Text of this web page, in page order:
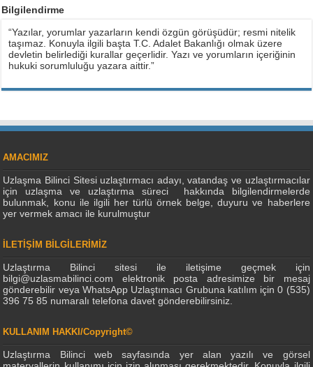
Bilgilendirme
“Yazılar, yorumlar yazarların kendi özgün görüşüdür; resmi nitelik
taşımaz. Konuyla ilgili başta T.C. Adalet Bakanlığı olmak üzere
devletin belirlediği kurallar geçerlidir. Yazı ve yorumların içeriğinin
hukuki sorumluluğu yazara aittir.”
AMACIMIZ
Uzlaşma Bilinci Sitesi uzlaştırmacı adayı, vatandaş ve uzlaştırmacılar
için uzlaşma ve uzlaştırma süreci hakkında bilgilendirmelerde
bulunmak, konu ile ilgili her türlü örnek belge, duyuru ve haberlere
yer vermek amacı ile kurulmuştur
İLETİŞİM BİLGİLERİMİZ
Uzlaştırma Bilinci sitesi ile iletişime geçmek için
bilgi@uzlasmabilinci.com elektronik posta adresimize bir mesaj
gönderebilir veya WhatsApp Uzlaştımacı Grubuna katılım için 0 (535)
396 75 85 numaralı telefona davet gönderebilirsiniz.
KULLANIM HAKKI/Copyright©
Uzlaştırma Bilinci web sayfasında yer alan yazılı ve görsel